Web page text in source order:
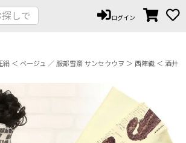
ログイン
＜ ベージュ ／ 服部雪斎 サンセウウヲ ＞ 西陣織 ＜ 酒井
ペー
ジト